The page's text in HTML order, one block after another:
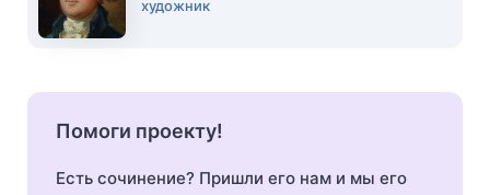
художник
Помоги проекту!
Есть сочинение? Пришли его нам и мы его